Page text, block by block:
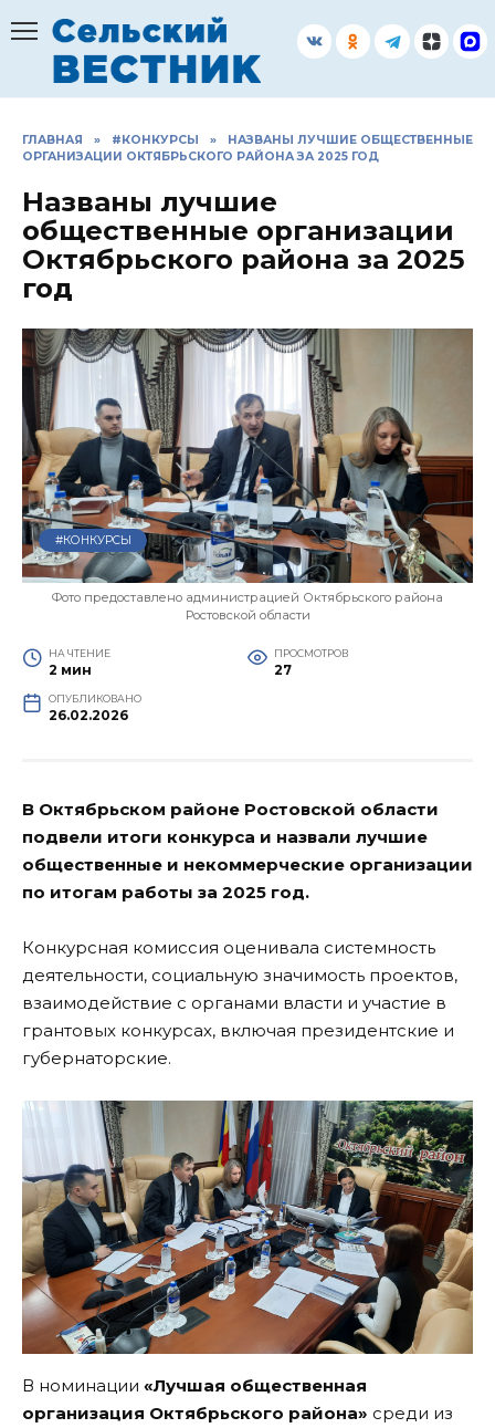
содержанию
ГЛАВНАЯ » #КОНКУРСЫ »
НАЗВАНЫ ЛУЧШИЕ ОБЩЕСТВЕННЫЕ
ОРГАНИЗАЦИИ ОКТЯБРЬСКОГО РАЙОНА ЗА 2025 ГОД
Названы лучшие
общественные организации
Октябрьского района за 2025
год
#КОНКУРСЫ
Фото предоставлено администрацией Октябрьского района
Ростовской области
НА ЧТЕНИЕ
2 мин
ПРОСМОТРОВ
27
ОПУБЛИКОВАНО
26.02.2026
В Октябрьском районе Ростовской области
подвели итоги конкурса и назвали лучшие
общественные и некоммерческие организации
по итогам работы за 2025 год.
Конкурсная комиссия оценивала системность
деятельности, социальную значимость проектов,
взаимодействие с органами власти и участие в
грантовых конкурсах, включая президентские и
губернаторские.
В номинации «Лучшая общественная
организация Октябрьского района» среди из